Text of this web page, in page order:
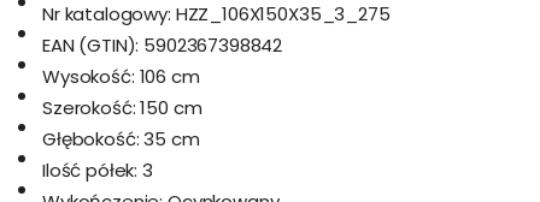
Nr katalogowy: HZZ_106X150X35_3_275
EAN (GTIN): 5902367398842
Wysokość: 106 cm
Szerokość: 150 cm
Głębokość: 35 cm
Ilość półek: 3